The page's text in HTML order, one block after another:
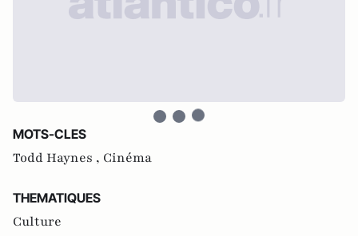
MOTS-CLES
Todd Haynes , Cinéma
THEMATIQUES
Culture